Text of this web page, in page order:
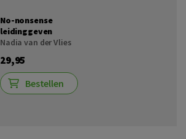
No-nonsense
leidinggeven
Nadia van der Vlies
29,95
Bestellen